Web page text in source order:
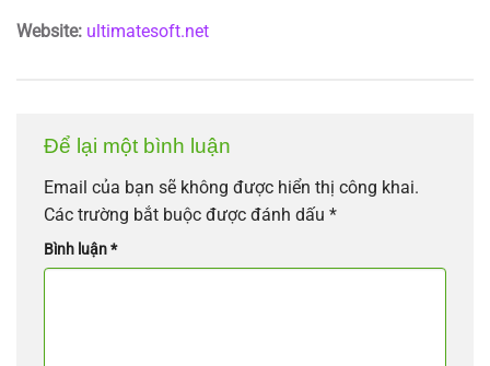
Website: ultimatesoft.net
Để lại một bình luận
Email của bạn sẽ không được hiển thị công khai.
Các trường bắt buộc được đánh dấu *
Bình luận*